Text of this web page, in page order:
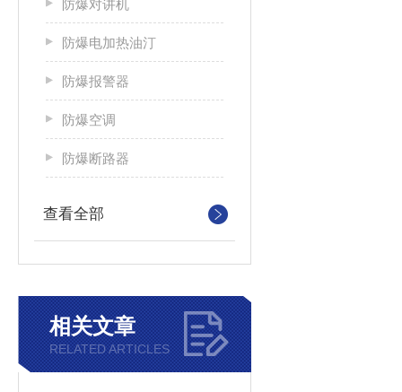
防爆对讲机
防爆电加热油汀
防爆报警器
防爆空调
防爆断路器
查看全部
相关文章
RELATED ARTICLES